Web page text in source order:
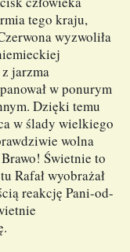
tego kraju,
wyzwoliła
jarzma
w ponurym
Dzięki temu
w ślady wielkiego
wolna
Świetnie to
Rafał wyobrażał
reakcję Pani-od-